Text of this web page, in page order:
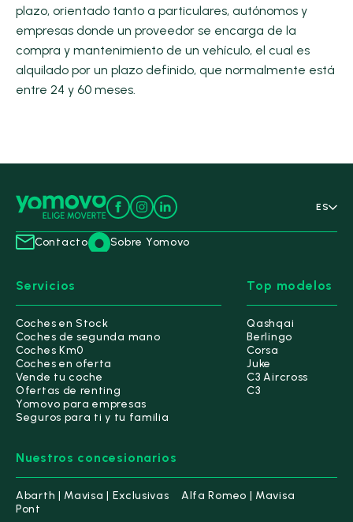
plazo, orientado tanto a particulares, autónomos y
empresas donde un proveedor se encarga de la
compra y mantenimiento de un vehículo, el cual es
alquilado por un plazo definido, que normalmente está
entre 24 y 60 meses.
ES
Contacto Sobre Yomovo
Servicios
Coches en Stock
Coches de segunda mano
Coches Km0
Coches en oferta
Vende tu coche
Ofertas de renting
Yomovo para empresas
Seguros para ti y tu familia
Top modelos
Qashqai
Berlingo
Corsa
Juke
C3 Aircross
C3
Nuestros concesionarios
Abarth | Mavisa | Exclusivas
Pont
Alfa Romeo | Mavisa